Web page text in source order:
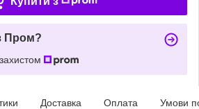
Пром?
Доставка Оплата Умови